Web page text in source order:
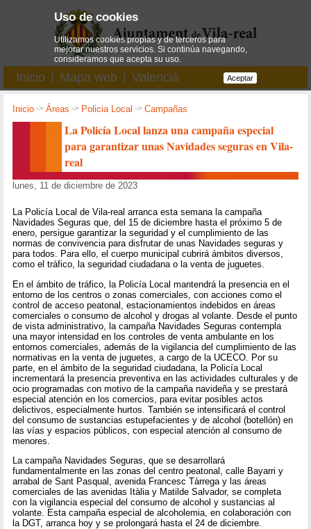
Inicio Mapa web Valencià
Inicio ->Áreas -> Policia Local ->Campañas
La Policía Local lanza una campaña especial
para garantizar unas Navidades seguras en Vila-
real
lunes, 11 de diciembre de 2023
La Policía Local de Vila-real arranca esta semana la campaña
Navidades Seguras que, del 15 de diciembre hasta el próximo 5 de
enero, persigue garantizar la seguridad y el cumplimiento de las
normas de convivencia para disfrutar de unas Navidades seguras y
para todos. Para ello, el cuerpo municipal cubrirá ámbitos diversos,
como el tráfico, la seguridad ciudadana o la venta de juguetes.
En el ámbito de tráfico, la Policía Local mantendrá la presencia en el
entorno de los centros o zonas comerciales, con acciones como el
control de acceso peatonal, estacionamientos indebidos en áreas
comerciales o consumo de alcohol y drogas al volante. Desde el punto
de vista administrativo, la campaña Navidades Seguras contempla
una mayor intensidad en los controles de venta ambulante en los
entornos comerciales, además de la vigilancia del cumplimiento de las
normativas en la venta de juguetes, a cargo de la UCECO. Por su
parte, en el ámbito de la seguridad ciudadana, la Policía Local
incrementará la presencia preventiva en las actividades culturales y de
ocio programadas con motivo de la campaña navideña y se prestará
especial atención en los comercios, para evitar posibles actos
delictivos, especialmente hurtos. También se intensificará el control
del consumo de sustancias estupefacientes y de alcohol (botellón) en
las vías y espacios públicos, con especial atención al consumo de
menores.
La campaña Navidades Seguras, que se desarrollará
fundamentalmente en las zonas del centro peatonal, calle Bayarri y
arrabal de Sant Pasqual, avenida Francesc Tàrrega y las áreas
comerciales de las avenidas Itàlia y Matilde Salvador, se completa
con la vigilancia especial del consumo de alcohol y sustancias al
volante. Esta campaña especial de alcoholemia, en colaboración con
la DGT, arranca hoy y se prolongará hasta el 24 de diciembre.
Uso de cookies
Utilizamos cookies propias y de terceros para
mejorar nuestros servicios. Si continúa navegando,
consideramos que acepta su uso.
Aceptar